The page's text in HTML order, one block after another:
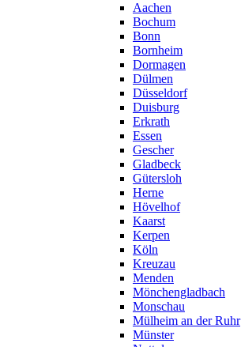
Aachen
Bochum
Bonn
Bornheim
Dormagen
Dülmen
Düsseldorf
Duisburg
Erkrath
Essen
Gescher
Gladbeck
Gütersloh
Herne
Hövelhof
Kaarst
Kerpen
Köln
Kreuzau
Menden
Mönchengladbach
Monschau
Mülheim an der Ruhr
Münster